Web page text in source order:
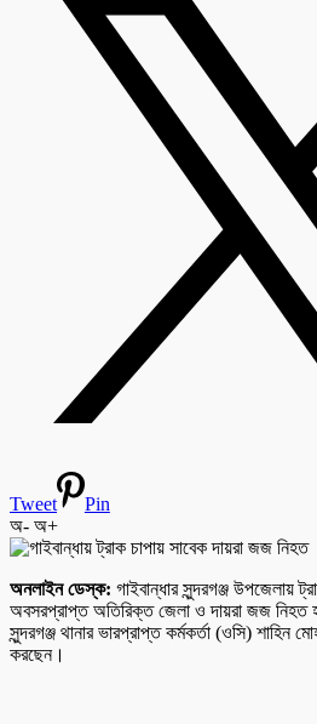
Tweet
Pin
অ- অ+
অনলাইন ডেস্ক: গাইবান্ধার সুন্দরগঞ্জ উপজেলায়
অবসরপ্রাপ্ত অতিরিক্ত জেলা ও দায়রা জজ
সুন্দরগঞ্জ থানার ভারপ্রাপ্ত কর্মকর্তা (ওসি) শাহিন
করছেন।